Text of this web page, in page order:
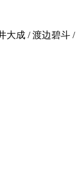
大成 / 渡边碧斗 /